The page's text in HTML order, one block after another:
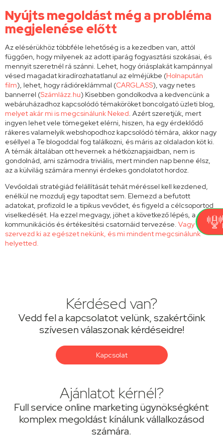
Nyújts megoldást még a probléma
megjelenése előtt
Az elésérükhöz többféle lehetőség is a kezedben van, attól
függően, hogy milyenek az adott iparág fogyasztási szokásai, és
mennyit szeretnél rá szánni. Lehet, hogy óriásplakát kampánnyal
vésed magadat kiradírozhatatlanul az elméjükbe (Holnapután
film), lehet, hogy rádióreklámmal (CARGLASS), vagy netes
bannerrel (Számlázz.hu) Kisebben gondolkodva a kedvencünk a
webáruházadhoz kapcsolódó témaköröket boncolgató üzleti blog,
melyet akár mi is megcsinálunk Neked. Azért szeretjük, mert
ingyen lehet vele tömegeket elérni, hiszen, ha egy érdeklődő
rákeres valamelyik webshopodhoz kapcsolódó témára, akkor nagy
eséllyel a Te blogoddal fog találkozni, és máris az oldaladon köt ki.
A témák általában ott hevernek a hétköznapjaidban, nem is
gondolnád, ami számodra triviális, mert minden nap benne élsz,
az a külvilág számára mennyi érdekes gondolatot hordoz.
Vevőoldali stratégiád felállítását tehát méréssel kell kezdened,
enélkül ne mozdulj egy tapodtat sem. Elemezd a befutott
adatokat, profizold le a tipikus vevődet, és figyeld a célcsoportod
viselkedését. Ha ezzel megvagy, jöhet a következő lépés, a
kommunikációs és értékesítési csatornáid tervezése. Vagy
szervezd ki az egészet nekünk, és mi mindent megcsinálunk
helyetted.
Kérdésed van?
Vedd fel a kapcsolatot velünk, szakértőink
szívesen válaszonak kérdéseidre!
Kapcsolat
Ajánlatot kérnél?
Full service online marketing ügynökségként
komplex megoldást kínálunk vállalkozásod
számára.